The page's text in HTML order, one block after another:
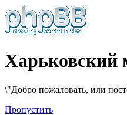
Харьковский
\"Добро пожаловать, или
Пропустить